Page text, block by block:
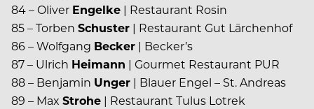
84 – Oliver Engelke | Restaurant Rosin
85 – Torben Schuster | Restaurant Gut Lärchenhof
86 – Wolfgang Becker | Becker’s
87 – Ulrich Heimann | Gourmet Restaurant PUR
88 – Benjamin Unger | Blauer Engel – St. Andreas
89 – Max Strohe | Restaurant Tulus Lotrek